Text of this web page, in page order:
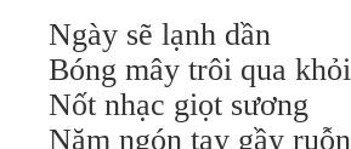
Ngày sẽ lạnh dần
Bóng mây trôi qua
Nốt nhạc giọt sương
Năm ngón tay gầy